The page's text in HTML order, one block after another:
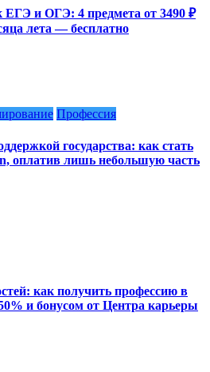
ЕГЭ и ОГЭ: 4 предмета от 3490 ₽
лета — бесплатно
Профессия
государства: как стать
оплатив лишь небольшую часть
как получить профессию в
и бонусом от Центра карьеры